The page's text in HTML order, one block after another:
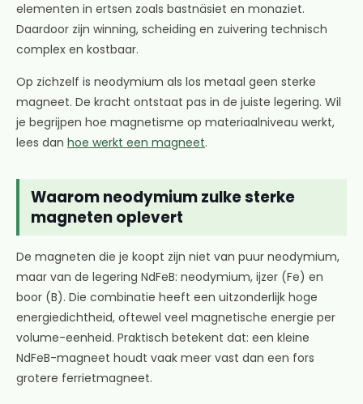
elementen in ertsen zoals bastnäsiet en monaziet.
Daardoor zijn winning, scheiding en zuivering technisch
complex en kostbaar.
Op zichzelf is neodymium als los metaal geen sterke
magneet. De kracht ontstaat pas in de juiste legering. Wil
je begrijpen hoe magnetisme op materiaalniveau werkt,
lees dan hoe werkt een magneet.
Waarom neodymium zulke sterke
magneten oplevert
De magneten die je koopt zijn niet van puur neodymium,
maar van de legering NdFeB: neodymium, ijzer (Fe) en
boor (B). Die combinatie heeft een uitzonderlijk hoge
energiedichtheid, oftewel veel magnetische energie per
volume-eenheid. Praktisch betekent dat: een kleine
NdFeB-magneet houdt vaak meer vast dan een fors
grotere ferrietmagneet.